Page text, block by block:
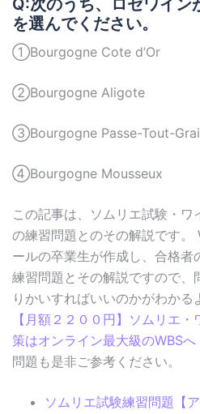
Q:次のうち、ロゼワイン
を選んでください。
①Bourgogne Cote d’Or
②Bourgogne Aligote
③Bourgogne Passe-Tout-
④Bourgogne Mousseux
この記事は、ソムリエ試験・
の練習問題とのその解説です。
ールの卒業生が作成し、合格者
練習問題とその解説ですので、
りかいすればいいのかがわかる
【月額２２００円】ソムリエ
策はオンライン最大級のWBSへ
問題も是非ご参考ください。
ソムリエ試験練習問題【